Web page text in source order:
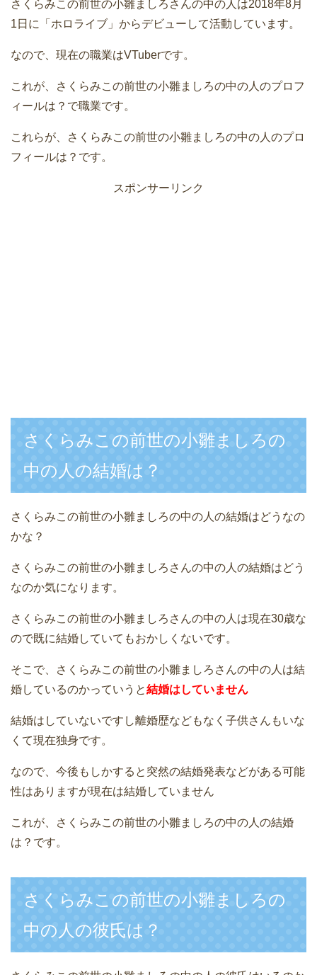
さくらみこの前世の小雛ましろさんの中の人は2018年8月
1日に「ホロライブ」からデビューして活動しています。
なので、現在の職業はVTuberです。
これが、さくらみこの前世の小雛ましろの中の人のプロフ
ィールは？で職業です。
これらが、さくらみこの前世の小雛ましろの中の人のプロ
フィールは？です。
スポンサーリンク
さくらみこの前世の小雛ましろの
中の人の結婚は？
さくらみこの前世の小雛ましろの中の人の結婚はどうなの
かな？
さくらみこの前世の小雛ましろさんの中の人の結婚はどう
なのか気になります。
さくらみこの前世の小雛ましろさんの中の人は現在30歳な
ので既に結婚していてもおかしくないです。
そこで、さくらみこの前世の小雛ましろさんの中の人は結
婚しているのかっていうと結婚はしていません
結婚はしていないですし離婚歴などもなく子供さんもいな
くて現在独身です。
なので、今後もしかすると突然の結婚発表などがある可能
性はありますが現在は結婚していません
これが、さくらみこの前世の小雛ましろの中の人の結婚
は？です。
さくらみこの前世の小雛ましろの
中の人の彼氏は？